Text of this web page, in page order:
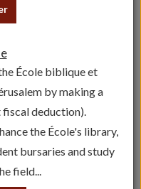
École biblique et
by making a
deduction).
the École's library,
bursaries and study
field...